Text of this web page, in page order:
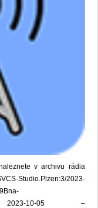
v archivu rádia
Studio.Plzen:3/2023-
2023-10-05 –